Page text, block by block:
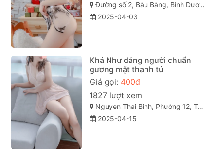
Đường số 2, Bàu Bàng, Bình Dương
2025-04-03
Khả Như dáng người chuẩn
gương mặt thanh tú
Giá gọi: 400đ
1827 lượt xem
Nguyen Thai Binh, Phường 12, Tân Bình, Thành phố Hồ Chí Minh
2025-04-15